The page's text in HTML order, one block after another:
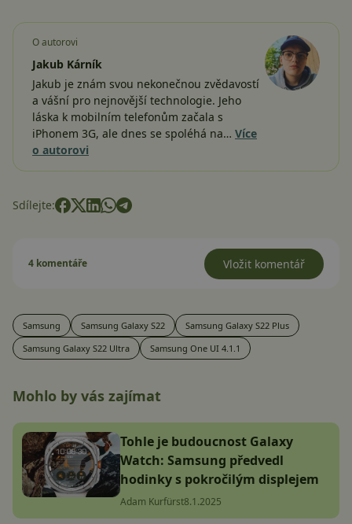
O autorovi
Jakub Kárník
Jakub je znám svou nekonečnou zvědavostí
a vášní pro nejnovější technologie. Jeho
láska k mobilním telefonům začala s
iPhonem 3G, ale dnes se spoléhá na… Více
o autorovi
Sdílejte:
4 komentáře Vložit komentář
Samsung Samsung Galaxy S22
Samsung Galaxy S22 Plus
Samsung Galaxy S22 Ultra
Samsung One UI 4.1.1
Mohlo by vás zajímat
Tohle je budoucnost Galaxy
Watch: Samsung předvedl
hodinky s pokročilým displejem
Adam Kurfürst8.1.2025